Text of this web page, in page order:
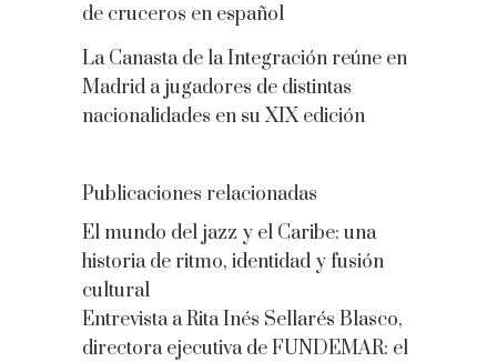
de cruceros en español
La Canasta de la Integración reúne en
Madrid a jugadores de distintas
nacionalidades en su XIX edición
Publicaciones relacionadas
El mundo del jazz y el Caribe: una
historia de ritmo, identidad y fusión
cultural
Entrevista a Rita Inés Sellarés Blasco,
directora ejecutiva de FUNDEMAR: el